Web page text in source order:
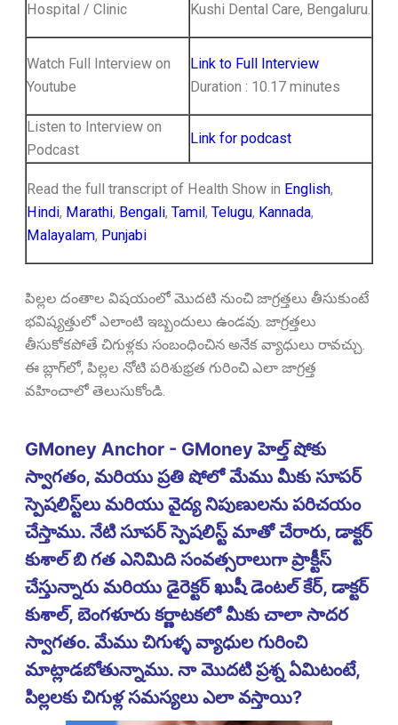
Hospital / Clinic Kushi Dental Care, Bengaluru.
Watch Full Interview on
Youtube
Link to Full Interview
Duration : 10.17 minutes
Listen to Interview on
Podcast
Link for podcast
Read the full transcript of Health Show in English,
Hindi, Marathi, Bengali, Tamil , Telugu, Kannada,
Malayalam, Punjabi
పిల్లల దంతాల విషయంలో మొదటి నుంచి జాగ్రత్తలు తీసుకుంటే
భవిష్యత్తులో ఎలాంటి ఇబ్బందులు ఉండవు. జాగ్రత్తలు
తీసుకోకపోతే చిగుళ్లకు సంబంధించిన అనేక వ్యాధులు రావచ్చు.
ఈ బ్లాగ్‌లో, పిల్లల నోటి పరిశుభ్రత గురించి ఎలా జాగ్రత్త
వహించాలో తెలుసుకోండి.
GMoney Anchor - GMoney హెల్త్ షోకు
స్వాగతం, మరియు ప్రతి షోలో మేము మీకు సూపర్
స్పెషలిస్ట్‌లు మరియు వైద్య నిపుణులను పరిచయం
చేస్తాము. నేటి సూపర్ స్పెషలిస్ట్ మాతో చేరారు, డాక్టర్
కుశాల్ బి గత ఎనిమిది సంవత్సరాలుగా ప్రాక్టీస్
చేస్తున్నారు మరియు డైరెక్టర్ ఖుషీ డెంటల్ కేర్, డాక్టర్
కుశాల్, బెంగళూరు కర్ణాటకలో మీకు చాలా సాదర
స్వాగతం. మేము చిగుళ్ళ వ్యాధుల గురించి
మాట్లాడబోతున్నాము. నా మొదటి ప్రశ్న ఏమిటంటే,
పిల్లలకు చిగుళ్ల సమస్యలు ఎలా వస్తాయి?